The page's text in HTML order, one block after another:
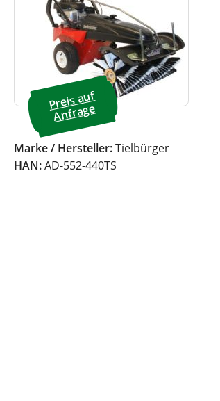
Preis a
uf
A
nfrage
Marke / Hersteller:Tielbürger
HAN:AD-552-440TS